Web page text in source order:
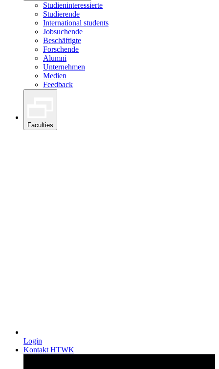
Studieninteressierte
Studierende
International students
Jobsuchende
Beschäftigte
Forschende
Alumni
Unternehmen
Medien
Feedback
Faculties
Login
Kontakt HTWK